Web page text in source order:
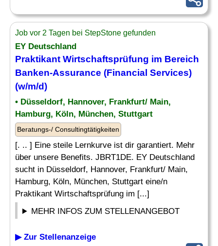
Job vor 2 Tagen bei StepStone gefunden
EY Deutschland
Praktikant Wirtschaftsprüfung im Bereich
Banken-Assurance (Financial Services)
(w/m/d)
• Düsseldorf, Hannover, Frankfurt/ Main,
Hamburg, Köln, München, Stuttgart
Beratungs-/ Consultingtätigkeiten
[. .. ] Eine steile Lernkurve ist dir garantiert. Mehr
über unsere Benefits. JBRT1DE. EY Deutschland
sucht in Düsseldorf, Hannover, Frankfurt/ Main,
Hamburg, Köln, München, Stuttgart eine/n
Praktikant Wirtschaftsprüfung im [...]
MEHR INFOS ZUM STELLENANGEBOT
▶ Zur Stellenanzeige